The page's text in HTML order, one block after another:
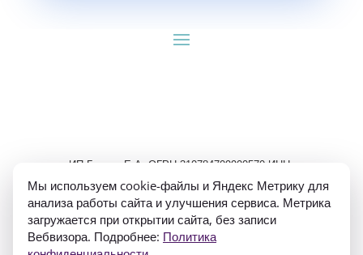
ИП Гуляев Е.А. ОГРН 310784709900570 ИНН
Мы используем cookie-файлы и Яндекс Метрику для
анализа работы сайта и улучшения сервиса. Метрика
загружается при открытии сайта, без записи
Вебвизора. Подробнее: Политика